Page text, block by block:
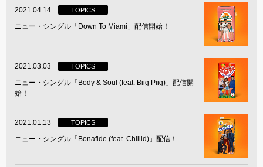
2021.04.14 TOPICS
ニュー・シングル「Down To Miami」配信開始！
2021.03.03 TOPICS
ニュー・シングル「Body & Soul (feat. Biig Piig)」配信開
始！
2021.01.13 TOPICS
ニュー・シングル「Bonafide (feat. Chiiild)」配信！